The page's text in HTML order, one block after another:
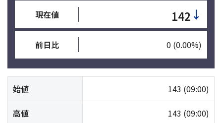
現在値 142 ↓
前日比 0 (0.00%)
始値 143 (09:00)
高値 143 (09:00)